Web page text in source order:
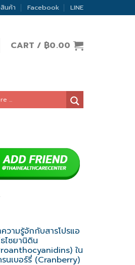
นค้า Facebook LINE
CART / ฿0.00
วามรู้จักกับสารโปรแอ
ไซยานิดิน
ใน
รนเบอร์รี่ (Cranberry)